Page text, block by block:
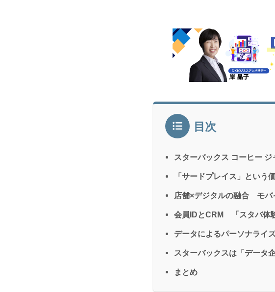
目次
スターバックス コーヒー
「サードプレイス」とい
店舗×デジタルの融合 モバ
会員IDとCRM 「スタバ体
データによるパーソナライ
スターバックスは「データ
まとめ